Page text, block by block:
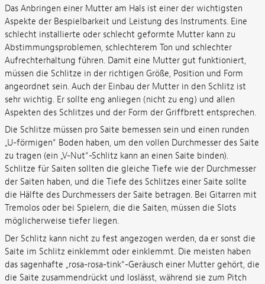
Das Anbringen einer Mutter am Hals ist einer der wichtigsten
Aspekte der Bespielbarkeit und Leistung des Instruments. Eine
schlecht installierte oder schlecht geformte Mutter kann zu
Abstimmungsproblemen, schlechterem Ton und schlechter
Aufrechterhaltung führen. Damit eine Mutter gut funktioniert,
müssen die Schlitze in der richtigen Größe, Position und Form
angeordnet sein. Auch der Einbau der Mutter in den Schlitz ist
sehr wichtig. Er sollte eng anliegen (nicht zu eng) und allen
Aspekten des Schlitzes und der Form der Griffbrett entsprechen.
Die Schlitze müssen pro Saite bemessen sein und einen runden
„U-förmigen“ Boden haben, um den vollen Durchmesser des Saite
zu tragen (ein „V-Nut“-Schlitz kann an einen Saite binden).
Schlitze für Saiten sollten die gleiche Tiefe wie der Durchmesser
der Saiten haben, und die Tiefe des Schlitzes einer Saite sollte
die Hälfte des Durchmessers der Saite betragen. Bei Gitarren mit
Tremolos oder bei Spielern, die die Saiten, müssen die Slots
möglicherweise tiefer liegen.
Der Schlitz kann nicht zu fest angezogen werden, da er sonst die
Saite im Schlitz einklemmt oder einklemmt. Die meisten haben
das sagenhafte „rosa-rosa-tink“-Geräusch einer Mutter gehört, die
die Saite zusammendrückt und loslässt, während sie zum Pitch